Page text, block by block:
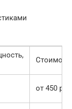
от 450 руб.